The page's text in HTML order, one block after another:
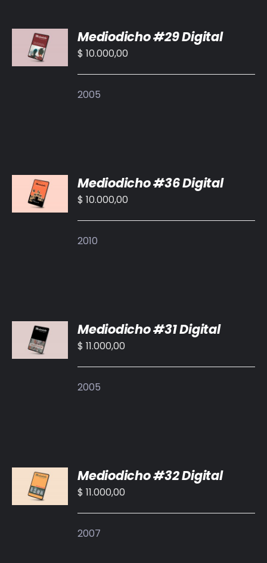
RED EOL
MEDIODICHO
AL
CARRITO
/
Mediodicho #29 Digital
$ 10.000,00
2005
AL
CARRITO
/
Mediodicho #36 Digital
$ 10.000,00
2010
AL
CARRITO
/
Mediodicho #31 Digital
$ 11.000,00
2005
AL
CARRITO
/
Mediodicho #32 Digital
$ 11.000,00
2007